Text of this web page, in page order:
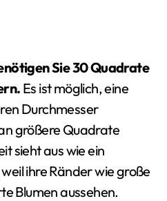
Sie 30 Quadrate
Es ist möglich, eine
Durchmesser
größere Quadrate
sieht aus wie ein
ihre Ränder wie große
Blumen aussehen.